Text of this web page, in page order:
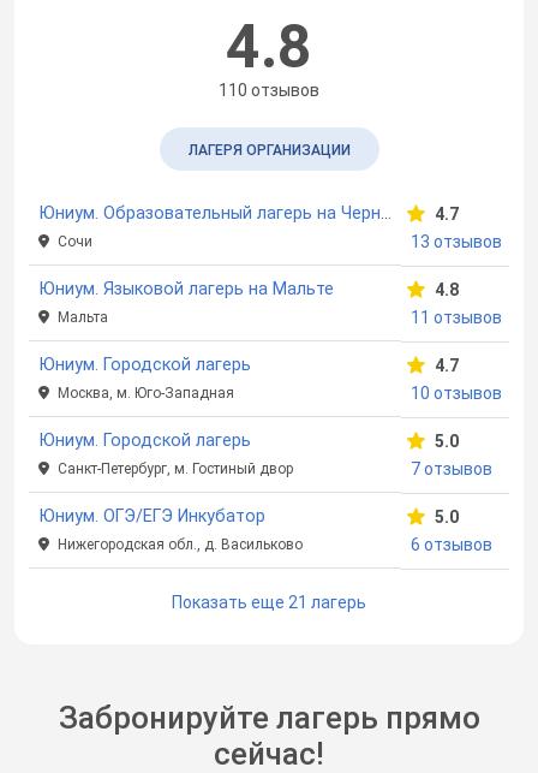
4.8
110 отзывов
ЛАГЕРЯ ОРГАНИЗАЦИИ
Юниум. Образовательный лагерь на Черном море
Сочи
4.7
13 отзывов
Юниум. Языковой лагерь на Мальте
Мальта
4.8
11 отзывов
Юниум. Городской лагерь
Москва, м. Юго-Западная
4.7
10 отзывов
Юниум. Городской лагерь
Санкт-Петербург, м. Гостиный двор
5.0
7 отзывов
Юниум. ОГЭ/ЕГЭ Инкубатор
Нижегородская обл., д. Васильково
5.0
6 отзывов
Показать еще 21 лагерь
Забронируйте лагерь прямо
сейчас!